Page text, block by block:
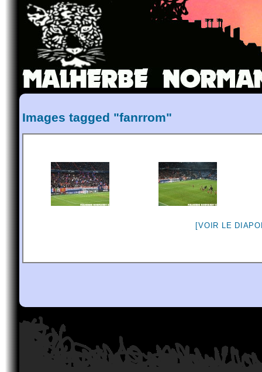
Images tagged "fanrrom"
[VOIR LE